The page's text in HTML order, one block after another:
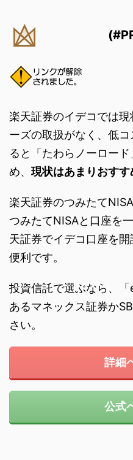
楽天証券のイデコでは
ーズの取扱がなく、低
ると「たわらノーロー
め、 現状はあまりおすす
楽天証券のつみたて
つみたてNISAと口座を
天証券でイデコ口座を
便利です。
投資信託で選ぶなら、
あるマネックス証券か
さい。
詳細
公式